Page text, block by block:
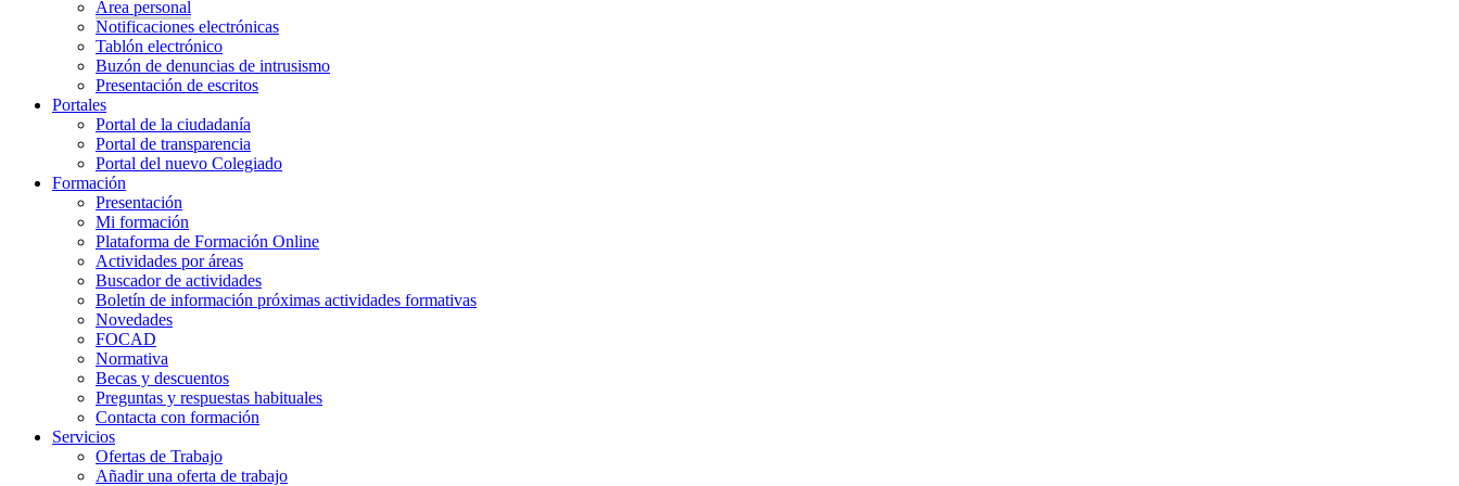
Área personal
Notificaciones electrónicas
Tablón electrónico
Buzón de denuncias de intrusismo
Presentación de escritos
Portales
Portal de la ciudadanía
Portal de transparencia
Portal del nuevo Colegiado
Formación
Presentación
Mi formación
Plataforma de Formación Online
Actividades por áreas
Buscador de actividades
Boletín de información próximas actividades formativas
Novedades
FOCAD
Normativa
Becas y descuentos
Preguntas y respuestas habituales
Contacta con formación
Servicios
Ofertas de Trabajo
Añadir una oferta de trabajo